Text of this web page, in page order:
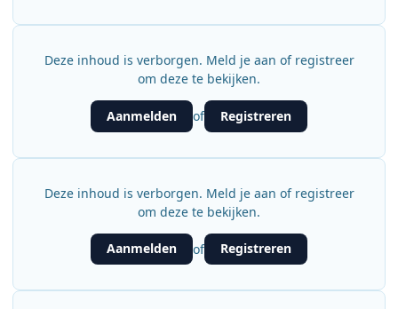
Deze inhoud is verborgen. Meld je aan of registreer
om deze te bekijken.
Aanmelden of Registreren
Deze inhoud is verborgen. Meld je aan of registreer
om deze te bekijken.
Aanmelden of Registreren